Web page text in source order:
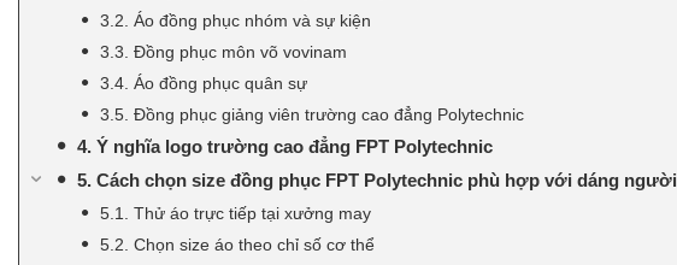
3.2. Áo đồng phục nhóm và sự kiện
3.3. Đồng phục môn võ vovinam
3.4. Áo đồng phục quân sự
3.5. Đồng phục giảng viên trường cao đẳng Polytechnic
4. Ý nghĩa logo trường cao đẳng FPT Polytechnic
5. Cách chọn size đồng phục FPT Polytechnic phù hợp với dáng người
5.1. Thử áo trực tiếp tại xưởng may
5.2. Chọn size áo theo chỉ số cơ thể